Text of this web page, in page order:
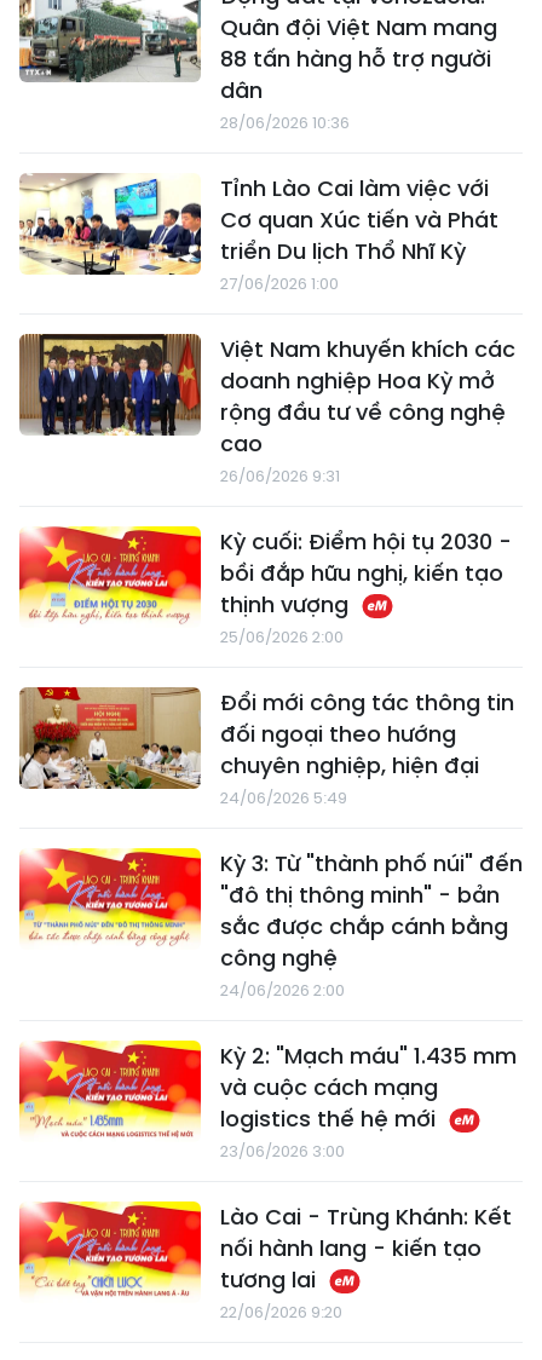
Quân đội Việt Nam mang
88 tấn hàng hỗ trợ người
dân
28/06/2026 10:36
Tỉnh Lào Cai làm việc với
Cơ quan Xúc tiến và Phát
triển Du lịch Thổ Nhĩ Kỳ
27/06/2026 1:00
Việt Nam khuyến khích các
doanh nghiệp Hoa Kỳ mở
rộng đầu tư về công nghệ
cao
26/06/2026 9:31
Kỳ cuối: Điểm hội tụ 2030 -
bồi đắp hữu nghị, kiến tạo
thịnh vượng
25/06/2026 2:00
Đổi mới công tác thông tin
đối ngoại theo hướng
chuyên nghiệp, hiện đại
24/06/2026 5:49
Kỳ 3: Từ "thành phố núi" đến
"đô thị thông minh" - bản
sắc được chắp cánh bằng
công nghệ
24/06/2026 2:00
Kỳ 2: "Mạch máu" 1.435 mm
và cuộc cách mạng
logistics thế hệ mới
23/06/2026 3:00
Lào Cai - Trùng Khánh: Kết
nối hành lang - kiến tạo
tương lai
22/06/2026 9:20